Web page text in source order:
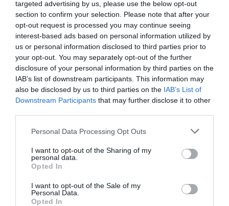
targeted advertising by us, please use the below opt-out
section to confirm your selection. Please note that after your
opt-out request is processed you may continue seeing
interest-based ads based on personal information utilized by
us or personal information disclosed to third parties prior to
your opt-out. You may separately opt-out of the further
disclosure of your personal information by third parties on the
IAB’s list of downstream participants. This information may
also be disclosed by us to third parties on the IAB’s List of
Downstream Participants that may further disclose it to other
Personal Data Processing Opt Outs
I want to opt-out of the Sharing of my
personal data.
Opted In
I want to opt-out of the Sale of my
Personal Data.
Opted In
Αγίων Ασωμάτων 5, Θησείο
Μουσείο Άλεξ Μυλωνά – Μακεδονικό Μουσείο
Σύγχρονης Τέχνης
Πληροφορίες / Κρατήσεις:
momus.gr
Ακολουθήστε το Culturenow.gr στοGoogle Newsκαι
μάθετε πρώτοι όλες τις ειδήσεις
Δείτε όλα τατελευταία νέαγια την Τέχνη και τον
Πολιτισμό στοCulturenow.gr
Νέοι Διαγωνισμοί❯